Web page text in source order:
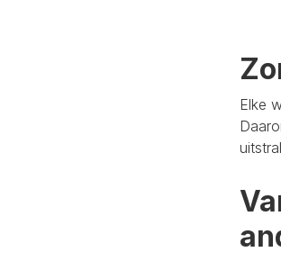
Elke